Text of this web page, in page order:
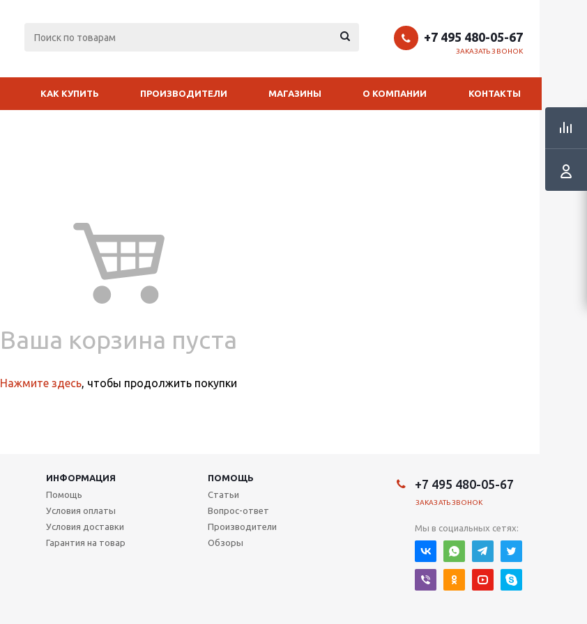
+7 495 480-05-67
ЗАКАЗАТЬ ЗВОНОК
КАК КУПИТЬ ПРОИЗВОДИТЕЛИ МАГАЗИНЫ О КОМПАНИИ КОНТАКТЫ
Ваша корзина пуста
Нажмите здесь, чтобы продолжить покупки
ИНФОРМАЦИЯ
ПОМОЩЬ
Помощь
Условия оплаты
Условия доставки
Гарантия на товар
Статьи
Вопрос-ответ
Производители
Обзоры
+7 495 480-05-67
ЗАКАЗАТЬ ЗВОНОК
Мы в социальных сетях: